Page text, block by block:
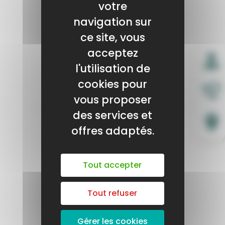
votre
navigation sur
ce site, vous
acceptez
l'utilisation de
cookies pour
vous proposer
des services et
offres adaptés.
Tout accepter
Tout refuser
Gérer les cookies